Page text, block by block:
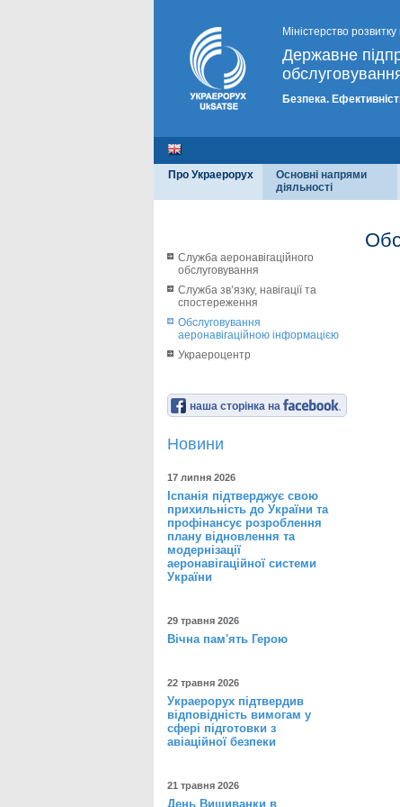
Міністерство
Державне
Безпека.
Про Украерорух
Основні напрями
діяльності
Служба аеронавігаційного
обслуговування
Служба зв’язку, навігації та
спостереження
Обслуговування
аеронавігаційною інформацією
Украероцентр
наша сторінка на
Новини
17 липня 2026
Іспанія підтверджує свою
прихильність до України та
профінансує розроблення
плану відновлення та
модернізації
аеронавігаційної системи
України
29 травня 2026
Вічна пам'ять Герою
22 травня 2026
Украерорух підтвердив
відповідність вимогам у
сфері підготовки з
авіаційної безпеки
21 травня 2026
День Вишиванки в